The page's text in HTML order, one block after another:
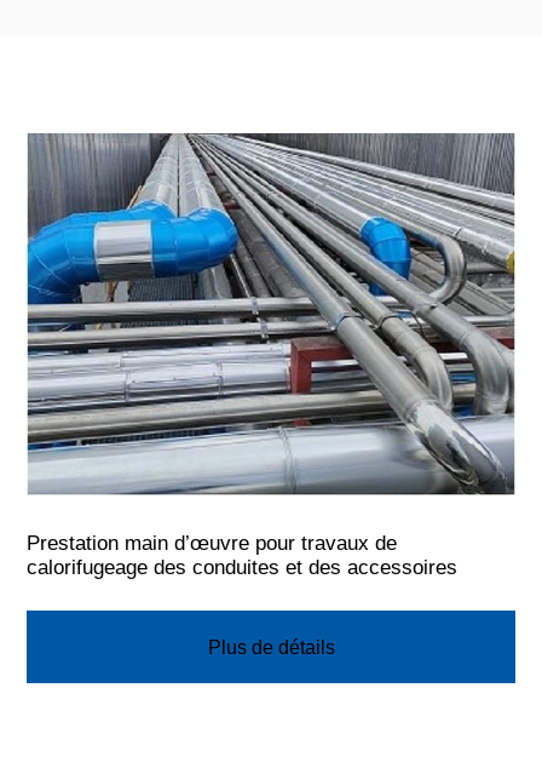
Prestation main d’œuvre pour travaux de
calorifugeage des conduites et des accessoires
Plus de détails